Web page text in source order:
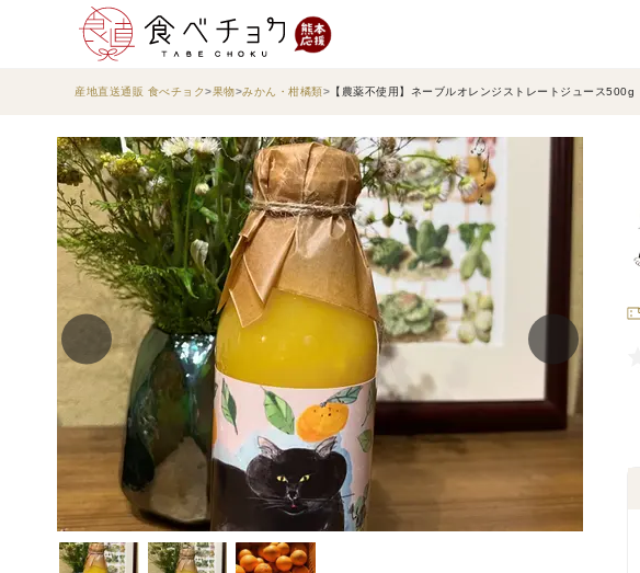
産地直送通販 食べチョク 果物 みかん・柑橘類 【農薬不使用】ネーブルオレンジストレートジュース500g